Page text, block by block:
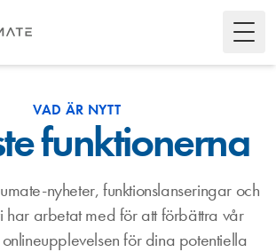
VAD ÄR NYTT
funktionerna
nyheter, funktionslanseringar och
har arbetat med för att förbättra vår
för dina potentiella